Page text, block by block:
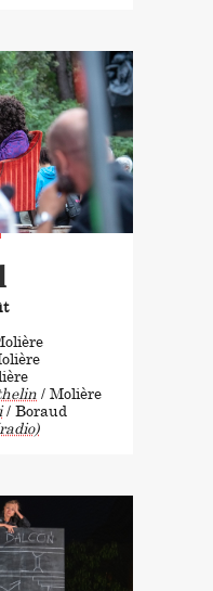
/ Molière
/ Boraud